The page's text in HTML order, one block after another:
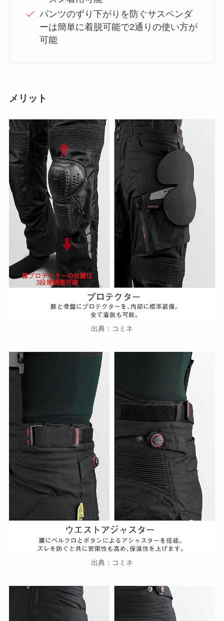
パンツのずり下がりを防ぐサスペンダ
ーは簡単に着脱可能で2通りの使い方が
可能
メリット
出典：コミネ
出典：コミネ